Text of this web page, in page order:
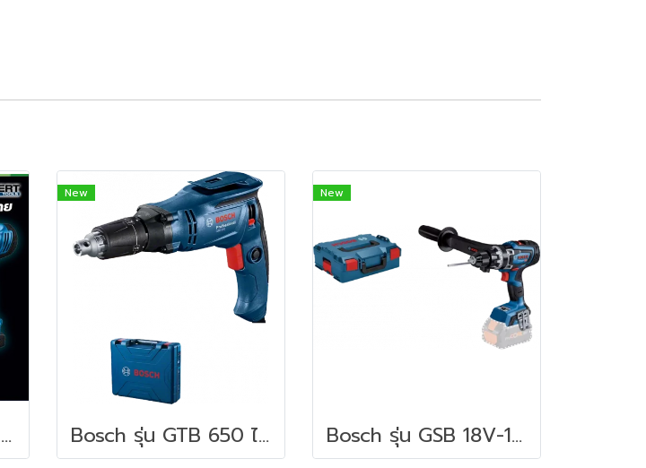
Bosch รุ่น GSB 183-LI สว่านกระแทกไร้สาย พร้อมแบตเตอรี่ x 1 และแท่นชาร์จ
New
Bosch รุ่น GTB 650 ไขควงสว่าน (06014A20K0)
New
Bosch รุ่น GSB 18V-150 C Brushless (Solo) สว่านกระแทกไร้สาย4 หุน 18 V BITURBO Brushless เครื่องตัวเปล่า (06019J51L0)